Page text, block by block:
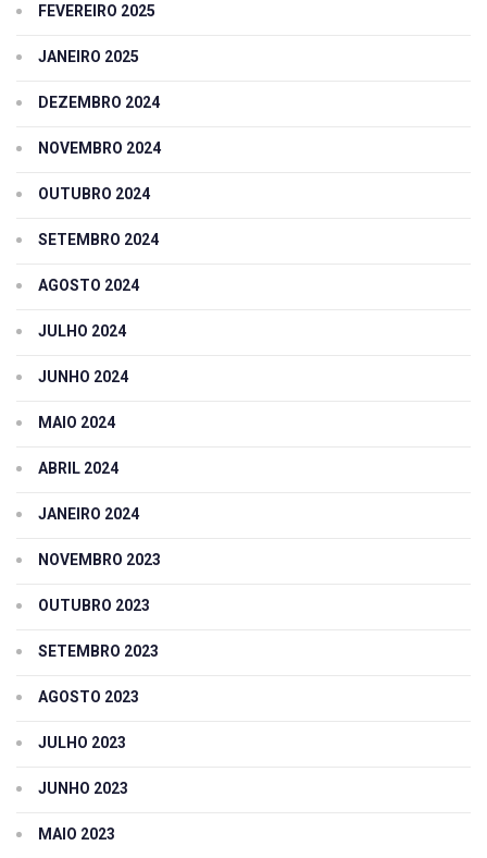
FEVEREIRO 2025
JANEIRO 2025
DEZEMBRO 2024
NOVEMBRO 2024
OUTUBRO 2024
SETEMBRO 2024
AGOSTO 2024
JULHO 2024
JUNHO 2024
MAIO 2024
ABRIL 2024
JANEIRO 2024
NOVEMBRO 2023
OUTUBRO 2023
SETEMBRO 2023
AGOSTO 2023
JULHO 2023
JUNHO 2023
MAIO 2023